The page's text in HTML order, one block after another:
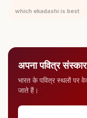
which ekadashi is best
अपना पवित्र
भारत के पवित्र स्थलों पर
जाते हैं।